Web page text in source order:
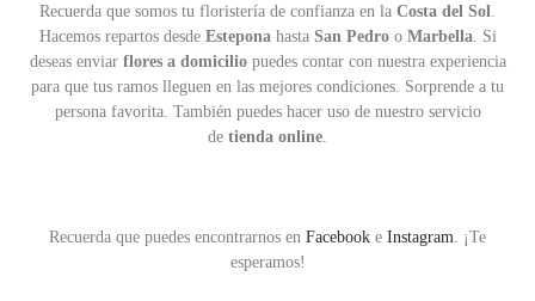
Recuerda que somos tu floristería de confianza en la Costa del Sol
Hacemos repartos desde Estepona hasta San Pedroo Marbella . Si
deseas enviar flores a domiciliopuedes contar con nuestra experiencia
para que tus ramos lleguen en las mejores condiciones. Sorprende a tu
persona favorita. También puedes hacer uso de nuestro servicio
de tienda online
Recuerda que puedes encontrarnos en Facebook e Instagram . ¡Te
esperamos!